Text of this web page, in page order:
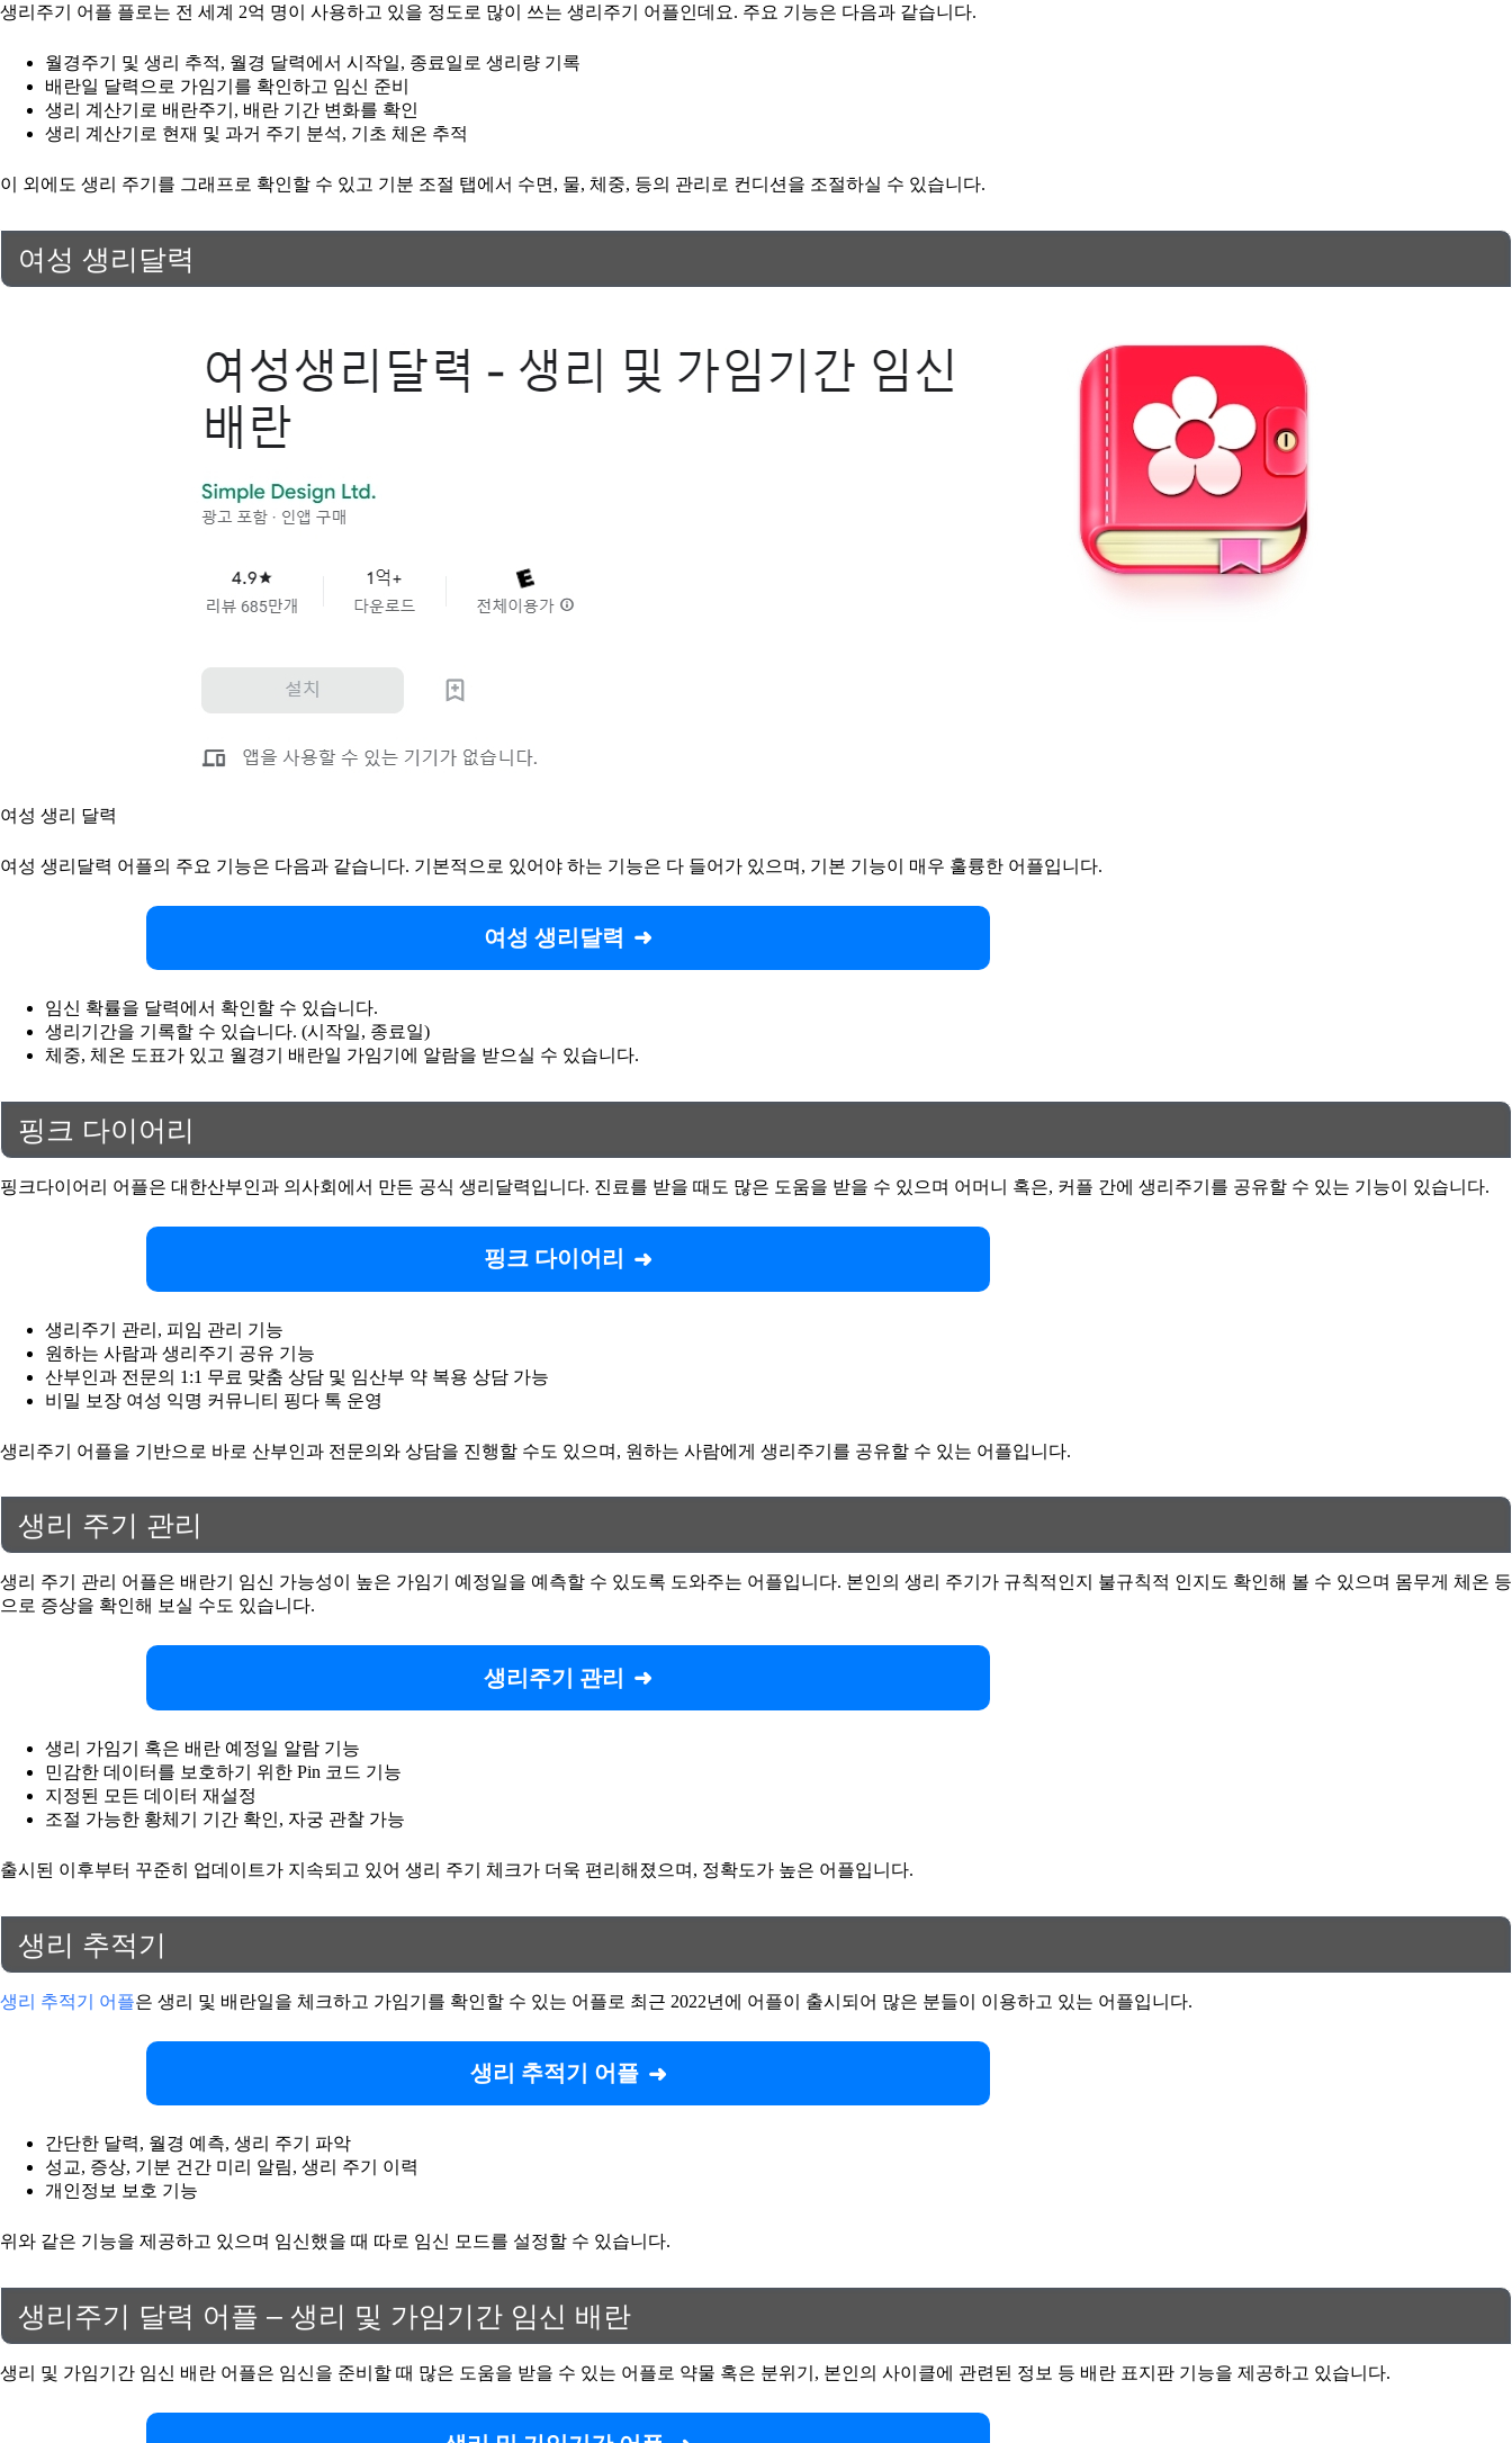
생리주기 어플 플로는 전 세계 2억 명이 사용하고 있을 정도로 많이 쓰는 생리주기 어플인데요. 주요 기능은 다음과 같습니다.
월경주기 및 생리 추적, 월경 달력에서 시작일, 종료일로 생리량 기록
배란일 달력으로 가임기를 확인하고 임신 준비
생리 계산기로 배란주기, 배란 기간 변화를 확인
생리 계산기로 현재 및 과거 주기 분석, 기초 체온 추적
이 외에도 생리 주기를 그래프로 확인할 수 있고 기분 조절 탭에서 수면, 물, 체중, 등의 관리로 컨디션을 조절하실 수 있습니다.
여성 생리달력
여성 생리 달력
여성 생리달력 어플의 주요 기능은 다음과 같습니다. 기본적으로 있어야 하는 기능은 다 들어가 있으며, 기본 기능이 매우 훌륭한 어플입니다.
여성 생리달력
임신 확률을 달력에서 확인할 수 있습니다.
생리기간을 기록할 수 있습니다. (시작일, 종료일)
체중, 체온 도표가 있고 월경기 배란일 가임기에 알람을 받으실 수 있습니다.
핑크 다이어리
핑크다이어리 어플은 대한산부인과 의사회에서 만든 공식 생리달력입니다. 진료를 받을 때도 많은 도움을 받을 수 있으며 어머니 혹은, 커플 간에 생리주기를 공유할 수 있는 기능이 있습니다.
핑크 다이어리
생리주기 관리, 피임 관리 기능
원하는 사람과 생리주기 공유 기능
산부인과 전문의 1:1 무료 맞춤 상담 및 임산부 약 복용 상담 가능
비밀 보장 여성 익명 커뮤니티 핑다 톡 운영
생리주기 어플을 기반으로 바로 산부인과 전문의와 상담을 진행할 수도 있으며, 원하는 사람에게 생리주기를 공유할 수 있는 어플입니다.
생리 주기 관리
생리 주기 관리 어플은 배란기 임신 가능성이 높은 가임기 예정일을 예측할 수 있도록 도와주는 어플입니다. 본인의 생리 주기가 규칙적인지 불규칙적 인지도 확인해 볼 수 있으며 몸무게 체온 등
으로 증상을 확인해 보실 수도 있습니다.
생리주기 관리
생리 가임기 혹은 배란 예정일 알람 기능
민감한 데이터를 보호하기 위한 Pin 코드 기능
지정된 모든 데이터 재설정
조절 가능한 황체기 기간 확인, 자궁 관찰 가능
출시된 이후부터 꾸준히 업데이트가 지속되고 있어 생리 주기 체크가 더욱 편리해졌으며, 정확도가 높은 어플입니다.
생리 추적기
생리 추적기 어플은 생리 및 배란일을 체크하고 가임기를 확인할 수 있는 어플로 최근 2022년에 어플이 출시되어 많은 분들이 이용하고 있는 어플입니다.
생리 추적기 어플
간단한 달력, 월경 예측, 생리 주기 파악
성교, 증상, 기분 건간 미리 알림, 생리 주기 이력
개인정보 보호 기능
위와 같은 기능을 제공하고 있으며 임신했을 때 따로 임신 모드를 설정할 수 있습니다.
생리주기 달력 어플 – 생리 및 가임기간 임신 배란
생리 및 가임기간 임신 배란 어플은 임신을 준비할 때 많은 도움을 받을 수 있는 어플로 약물 혹은 분위기, 본인의 사이클에 관련된 정보 등 배란 표지판 기능을 제공하고 있습니다.